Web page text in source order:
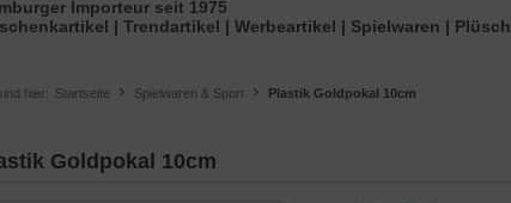
Importeur seit 1975
| Trendartikel | Werbeartikel | Spielwaren | Plüsch
hier: Startseite Spielwaren & Sport Plastik Goldpokal 10cm
Goldpokal 10cm